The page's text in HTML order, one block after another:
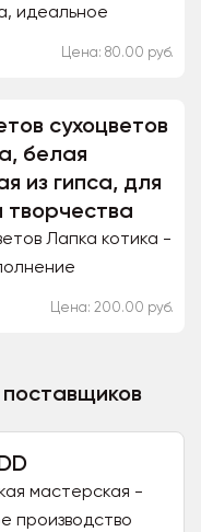
идеальное
Цена: 80.00 руб.
сухоцветов
белая
из гипса, для
творчества
Лапка котика -
Цена: 200.00 руб.
мастерская -
производство